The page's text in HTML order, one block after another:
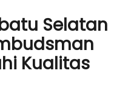
Selatan
Kualitas